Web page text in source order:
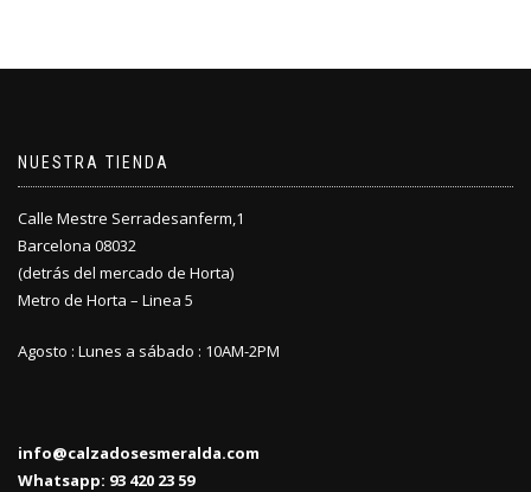
NUESTRA TIENDA
Calle Mestre Serradesanferm,1
Barcelona 08032
(detrás del mercado de Horta)
Metro de Horta – Linea 5
Agosto : Lunes a sábado : 10AM-2PM
info@calzadosesmeralda.com
Whatsapp: 93 420 23 59